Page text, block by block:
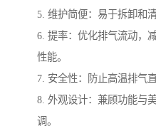
5. 维护简便：易于拆卸和
6. 提率：优化排气流动，
性能。
7. 安全性：防止高温排气
8. 外观设计：兼顾功能与
调。